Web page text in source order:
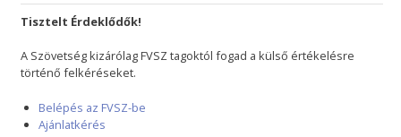
Tisztelt Érdeklődők!
A Szövetség kizárólag FVSZ tagoktól fogad a külső értékelésre
történő felkéréseket.
Belépés az FVSZ-be
Ajánlatkérés